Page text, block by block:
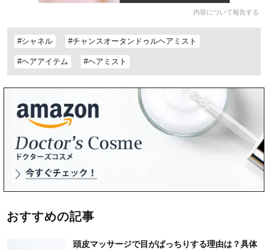
内容について報告する
#シャネル #チャンスオータンドゥルヘアミスト
#ヘアアイテム #ヘアミスト
おすすめの記事
頭皮マッサージで目がぱっちりする理由は？具体